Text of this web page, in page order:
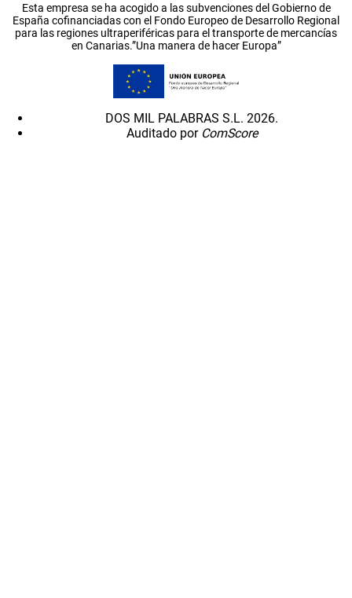
Esta empresa se ha acogido a las subvenciones del Gobierno de
España cofinanciadas con el Fondo Europeo de Desarrollo Regional
para las regiones ultraperiféricas para el transporte de mercancías
en Canarias.”Una manera de hacer Europa”
DOS MIL PALABRAS S.L. 2026.
Auditado por ComScore